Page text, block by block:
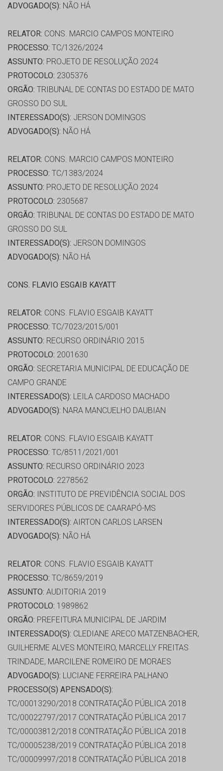
ADVOGADO(S): NÃO HÁ
RELATOR: CONS. MARCIO CAMPOS MONTEIRO
PROCESSO: TC/1326/2024
ASSUNTO: PROJETO DE RESOLUÇÃO 2024
PROTOCOLO: 2305376
ORGÃO: TRIBUNAL DE CONTAS DO ESTADO DE MATO
GROSSO DO SUL
INTERESSADO(S): JERSON DOMINGOS
ADVOGADO(S): NÃO HÁ
RELATOR: CONS. MARCIO CAMPOS MONTEIRO
PROCESSO: TC/1383/2024
ASSUNTO: PROJETO DE RESOLUÇÃO 2024
PROTOCOLO: 2305687
ORGÃO: TRIBUNAL DE CONTAS DO ESTADO DE MATO
GROSSO DO SUL
INTERESSADO(S): JERSON DOMINGOS
ADVOGADO(S): NÃO HÁ
CONS. FLAVIO ESGAIB KAYATT
RELATOR: CONS. FLAVIO ESGAIB KAYATT
PROCESSO: TC/7023/2015/001
ASSUNTO: RECURSO ORDINÁRIO 2015
PROTOCOLO: 2001630
ORGÃO: SECRETARIA MUNICIPAL DE EDUCAÇÃO DE
CAMPO GRANDE
INTERESSADO(S): LEILA CARDOSO MACHADO
ADVOGADO(S): NARA MANCUELHO DAUBIAN
RELATOR: CONS. FLAVIO ESGAIB KAYATT
PROCESSO: TC/8511/2021/001
ASSUNTO: RECURSO ORDINÁRIO 2023
PROTOCOLO: 2278562
ORGÃO: INSTITUTO DE PREVIDÊNCIA SOCIAL DOS
SERVIDORES PÚBLICOS DE CAARAPÓ-MS
INTERESSADO(S): AIRTON CARLOS LARSEN
ADVOGADO(S): NÃO HÁ
RELATOR: CONS. FLAVIO ESGAIB KAYATT
PROCESSO: TC/8659/2019
ASSUNTO: AUDITORIA 2019
PROTOCOLO: 1989862
ORGÃO: PREFEITURA MUNICIPAL DE JARDIM
INTERESSADO(S): CLEDIANE ARECO MATZENBACHER,
GUILHERME ALVES MONTEIRO, MARCELLY FREITAS
TRINDADE, MARCILENE ROMEIRO DE MORAES
ADVOGADO(S): LUCIANE FERREIRA PALHANO
PROCESSO(S) APENSADO(S):
TC/00013290/2018 CONTRATAÇÃO PÚBLICA 2018
TC/00022797/2017 CONTRATAÇÃO PÚBLICA 2017
TC/00003812/2018 CONTRATAÇÃO PÚBLICA 2018
TC/00005238/2019 CONTRATAÇÃO PÚBLICA 2018
TC/00009997/2018 CONTRATAÇÃO PÚBLICA 2018